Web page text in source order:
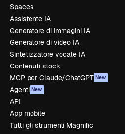
Spaces
Assistente IA
Generatore di immagini IA
Generatore di video IA
Sintetizzatore vocale IA
Contenuti stock
MCP per Claude/ChatGPT New
Agenti New
API
App mobile
Tutti gli strumenti Magnific